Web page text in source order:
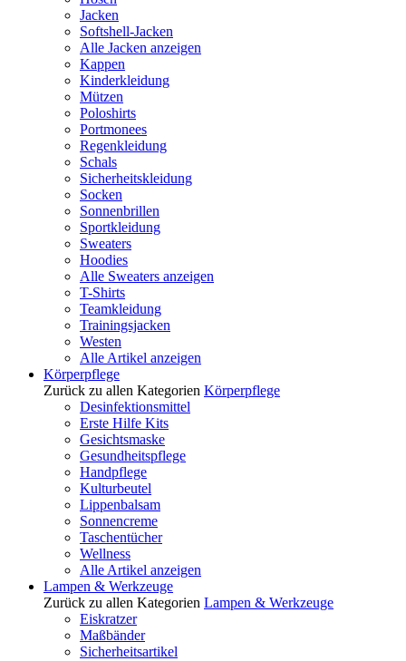
Jacken
Softshell-Jacken
Alle Jacken anzeigen
Kappen
Kinderkleidung
Mützen
Poloshirts
Portmonees
Regenkleidung
Schals
Sicherheitskleidung
Socken
Sonnenbrillen
Sportkleidung
Sweaters
Hoodies
Alle Sweaters anzeigen
T-Shirts
Teamkleidung
Trainingsjacken
Westen
Alle Artikel anzeigen
Körperpflege
Zurück zu allen Kategorien Körperpflege
Desinfektionsmittel
Erste Hilfe Kits
Gesichtsmaske
Gesundheitspflege
Handpflege
Kulturbeutel
Lippenbalsam
Sonnencreme
Taschentücher
Wellness
Alle Artikel anzeigen
Lampen & Werkzeuge
Zurück zu allen Kategorien Lampen & Werkzeuge
Eiskratzer
Maßbänder
Sicherheitsartikel